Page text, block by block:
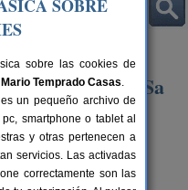
Creu Vermella Sa
SOBRE
sobre las cookies de
Mario Temprado Casas.
un pequeño archivo de
smartphone o tablet al
y otras pertenecen a
servicios. Las activadas
correctamente son las